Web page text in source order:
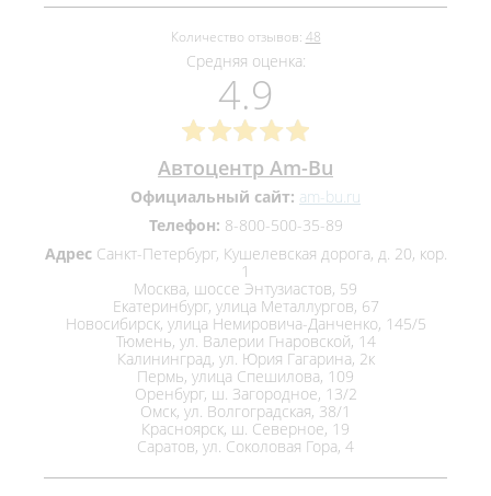
Количество отзывов: 48
Средняя оценка:
4.9
Автоцентр Am-Bu
Официальный сайт: am-bu.ru
Телефон: 8-800-500-35-89
АдресСанкт-Петербург, Кушелевская дорога, д. 20, кор.
1
Москва, шоссе Энтузиастов, 59
Екатеринбург, улица Металлургов, 67
Новосибирск, улица Немировича-Данченко, 145/5
Тюмень, ул. Валерии Гнаровской, 14
Калининград, ул. Юрия Гагарина, 2к
Пермь, улица Спешилова, 109
Оренбург, ш. Загородное, 13/2
Омск, ул. Волгоградская, 38/1
Красноярск, ш. Северное, 19
Саратов, ул. Соколовая Гора, 4